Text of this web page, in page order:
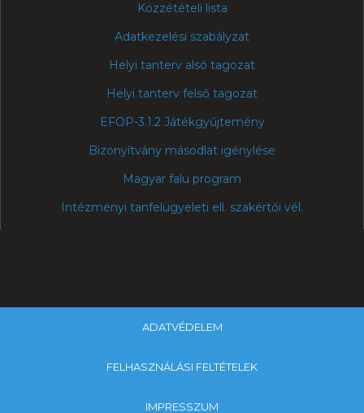
Közzétételi lista
Adatkezelési szabályzat
Helyi tanterv alsó tagozat
Helyi tanterv felső tagozat
EFOP-3.1.2 Játékgyűjtemény
Bizonyítvány másodlat igénylése
Magyar falu program
Intézményi tanfelügyeleti ell. szakértői vél.
ADATVÉDELEM
FELHASZNÁLÁSI FELTÉTELEK
IMPRESSZUM